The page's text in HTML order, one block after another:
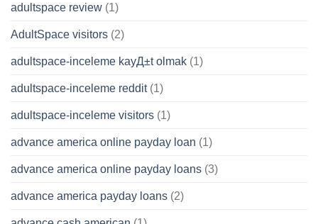
adultspace review (1)
AdultSpace visitors (2)
adultspace-inceleme kayД±t olmak (1)
adultspace-inceleme reddit(1)
adultspace-inceleme visitors (1)
advance america online payday loan (1)
advance america online payday loans (3)
advance america payday loans (2)